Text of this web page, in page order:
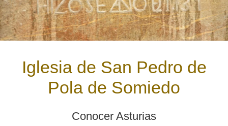
Iglesia de San Pedro de
Pola de Somiedo
Conocer Asturias